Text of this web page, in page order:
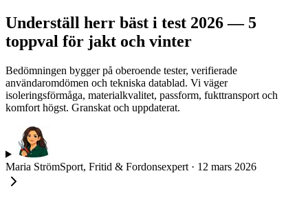
Underställ herr bäst i test 2026 — 5
toppval för jakt och vinter
Bedömningen bygger på oberoende tester, verifierade
användaromdömen och tekniska datablad. Vi väger
isoleringsförmåga, materialkvalitet, passform, fukttransport och
komfort högst. Granskat och uppdaterat.
Maria StrömSport, Fritid & Fordonsexpert · 12 mars 2026